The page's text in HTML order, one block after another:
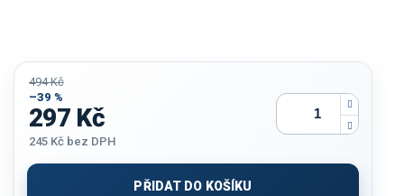
494 Kč
–39 %
297 Kč
245 Kč bez DPH
cena:
PŘIDAT DO KOŠÍKU